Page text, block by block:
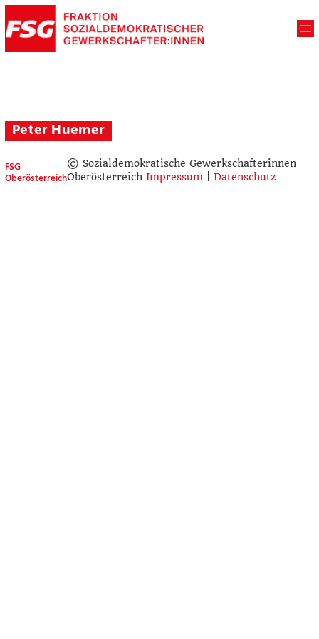
Peter Huemer
FSG
Oberösterreich
© Sozialdemokratische Gewerkschafterinnen
Oberösterreich Impressum| Datenschutz